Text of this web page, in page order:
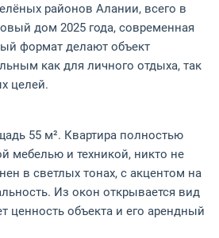
районов Алании, всего в
дом 2025 года, современная
формат делают объект
как для личного отдыха, так
целей.
55 м². Квартира полностью
мебелью и техникой, никто не
в светлых тонах, с акцентом на
Из окон открывается вид
ценность объекта и его арендный